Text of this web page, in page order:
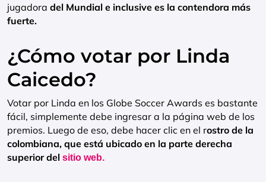
jugadora del Mundial e inclusive es la contendora más
fuerte.
¿Cómo votar por Linda
Caicedo?
Votar por Linda en los Globe Soccer Awards es bastante
fácil, simplemente debe ingresar a la página web de los
premios. Luego de eso, debe hacer clic en el rostro de la
colombiana, que está ubicado en la parte derecha
superior del sitio web.